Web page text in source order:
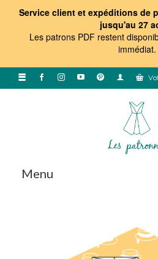
Service client et expéditions de
jusqu'au 27
Les patrons PDF restent
immédiat.
Menu